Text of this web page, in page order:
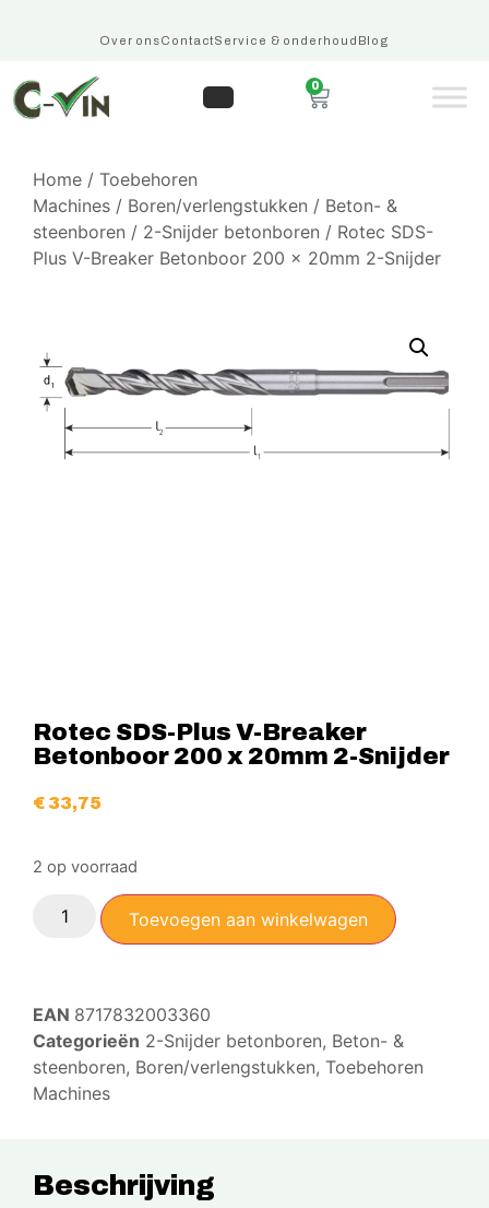
Over onsContactService & onderhoudBlog
0
Home / Toebehoren
Machines / Boren/verlengstukken / Beton- &
steenboren / 2-Snijder betonboren / Rotec SDS-
Plus V-Breaker Betonboor 200 x 20mm 2-Snijder
Rotec SDS-Plus V-Breaker
Betonboor 200 x 20mm 2-Snijder
€33,75
2 op voorraad
Toevoegen aan winkelwagen
EAN 8717832003360
Categorieën 2-Snijder betonboren, Beton- &
steenboren, Boren/verlengstukken, Toebehoren
Machines
Beschrijving